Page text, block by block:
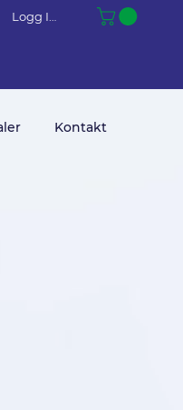
Logg Inn
Kontakt